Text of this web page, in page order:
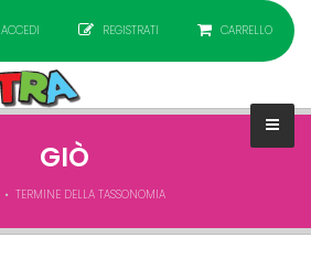
ACCEDI REGISTRATI CARRELLO
GIÒ
TERMINE DELLA TASSONOMIA